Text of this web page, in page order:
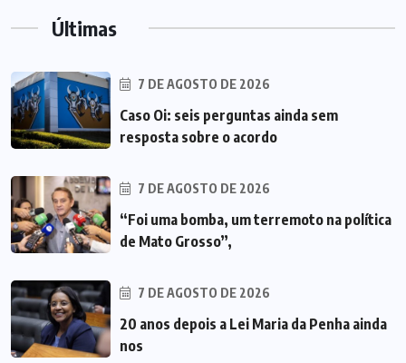
Últimas
7 DE AGOSTO DE 2026
Caso Oi: seis perguntas ainda sem
resposta sobre o acordo
7 DE AGOSTO DE 2026
“Foi uma bomba, um terremoto na política
de Mato Grosso”,
7 DE AGOSTO DE 2026
20 anos depois a Lei Maria da Penha ainda
nos